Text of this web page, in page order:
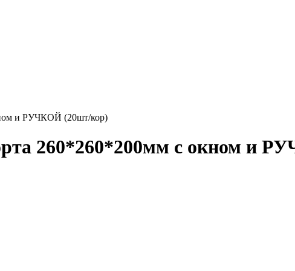
и РУЧКОЙ (20шт/кор)
260*260*200мм с окном и